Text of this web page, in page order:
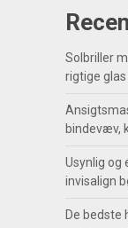
Solbriller
rigtige
bindevæv,
Usynlig
invisalign
De bedste